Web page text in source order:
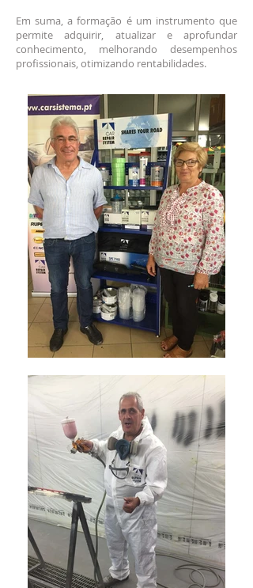
Em suma, a formação é um instrumento que
permite adquirir, atualizar e aprofundar
conhecimento, melhorando desempenhos
profissionais, otimizando rentabilidades.